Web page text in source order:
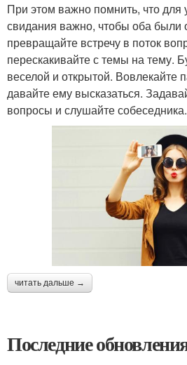
При этом важно помнить, что для
свидания важно, чтобы оба были
превращайте встречу в поток
перескакивайте с темы на тему.
веселой и открытой. Вовлекайте
давайте ему высказаться.
вопросы и слушайте собеседника.
читать дальше →
Последние